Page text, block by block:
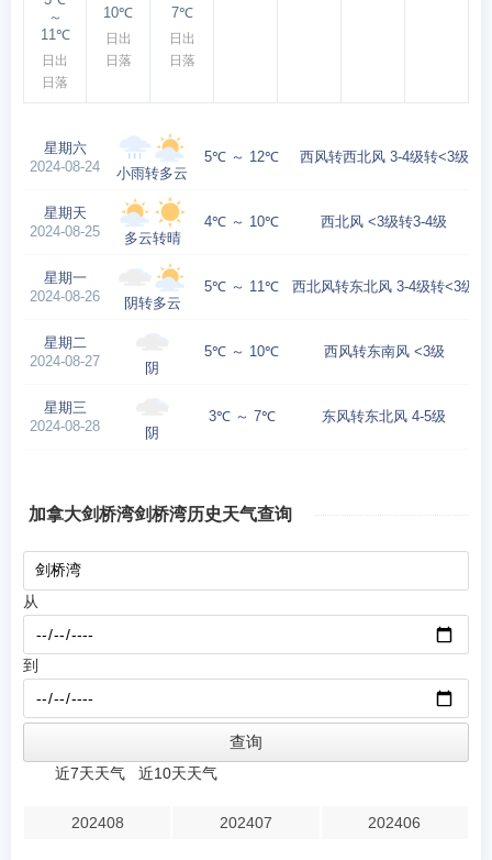
～
11℃
日出
日落
10℃
日出
日落
7℃
日出
日落
星期六
2024-08-24
小雨转多云
5℃ ～ 12℃ 西风转西北风 3-4级转<3级
星期天
2024-08-25
多云转晴
4℃ ～ 10℃ 西北风 <3级转3-4级
星期一
2024-08-26
阴转多云
5℃ ～ 11℃ 西北风转东北风 3-4级转<3级
星期二
2024-08-27
阴
5℃ ～ 10℃ 西风转东南风 <3级
星期三
2024-08-28
阴
3℃ ～ 7℃ 东风转东北风 4-5级
加拿大剑桥湾剑桥湾历史天气查询
从
到
近7天天气 近10天天气
202408 202407 202406